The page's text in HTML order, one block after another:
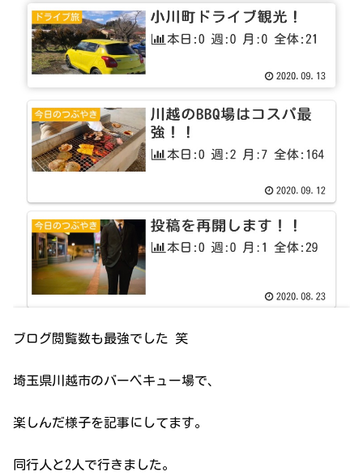
ブログ閲覧数も最強でした 笑
埼玉県川越市のバーベキュー場で、
楽しんだ様子を記事にしてます。
同行人と2人で行きました。